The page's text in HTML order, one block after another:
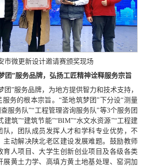
市微更新设计邀请赛颁奖现场
团”服务品牌，弘扬工匠精神诠释服务宗旨
团”服务品牌，为地方提供智力和技术支持，
务的根本宗旨。“圣地筑梦团”下分设“测量
服务队”“工程管理咨询服务队”等3个服务团
建筑”“建筑节能”“BIM”“水文水资源”“工程建
队，团队成员发挥人才和学科专业优势，不
主动解决陕北老区建设发展难题。鼓励教师
育人项目、大学生创新创业项目及各级各类
展黄土力学、高填方黄土地基处理、窑洞加